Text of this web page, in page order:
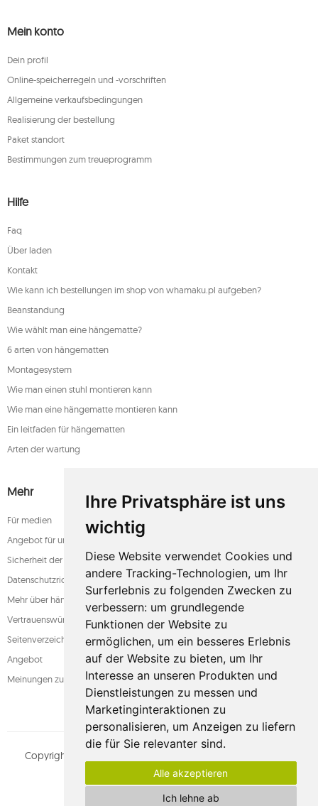
Ihre Privatsphäre ist uns
wichtig
Diese Website verwendet Cookies und
andere Tracking-Technologien, um Ihr
Surferlebnis zu folgenden Zwecken zu
verbessern: um grundlegende
Funktionen der Website zu
ermöglichen, um ein besseres Erlebnis
auf der Website zu bieten, um Ihr
Interesse an unseren Produkten und
Dienstleistungen zu messen und
Marketinginteraktionen zu
personalisieren, um Anzeigen zu liefern
die für Sie relevanter sind.
Alle akzeptieren
Ich lehne ab
Mein konto
Dein profil
Online-speicherregeln und -vorschriften
Allgemeine verkaufsbedingungen
Realisierung der bestellung
Paket standort
Bestimmungen zum treueprogramm
Hilfe
Faq
Über laden
Kontakt
Wie kann ich bestellungen im shop von whamaku.pl aufgeben?
Beanstandung
Wie wählt man eine hängematte?
6 arten von hängematten
Montagesystem
Wie man einen stuhl montieren kann
Wie man eine hängematte montieren kann
Ein leitfaden für hängematten
Arten der wartung
Mehr
Für medien
Angebot für unternehmen
Sicherheit der zahlung
Datenschutzrichtlinie
Mehr über hängematten
Vertrauenswürdiger laden
Seitenverzeichnis
Angebot
Meinungen zum shop
Copyright © whamaku.pl. Alle Rechte vorbehalten.
interactive
Sehen Sie unser Profil an: